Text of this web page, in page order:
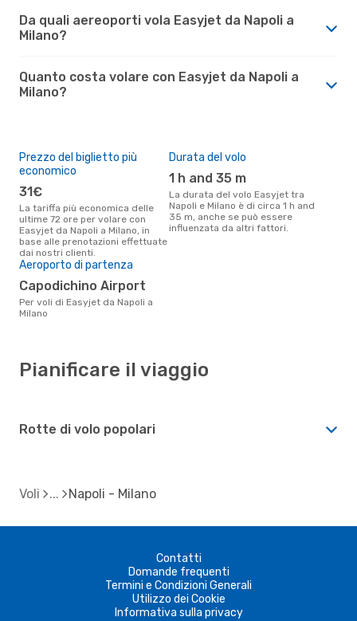
Da quali aereoporti vola Easyjet da Napoli a
Milano?
Quanto costa volare con Easyjet da Napoli a
Milano?
Prezzo del biglietto più
economico
31€
La tariffa più economica delle
ultime 72 ore per volare con
Easyjet da Napoli a Milano, in
base alle prenotazioni effettuate
dai nostri clienti.
Durata del volo
1 h and 35 m
La durata del volo Easyjet tra
Napoli e Milano è di circa 1 h and
35 m, anche se può essere
influenzata da altri fattori.
Aeroporto di partenza
Capodichino Airport
Per voli di Easyjet da Napoli a
Milano
Pianificare il viaggio
Rotte di volo popolari
Voli Napoli - Milano
Contatti
Domande frequenti
Termini e Condizioni Generali
Utilizzo dei Cookie
Informativa sulla privacy